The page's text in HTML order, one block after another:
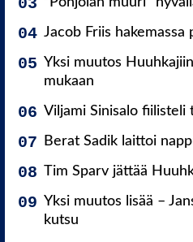
Jacob Friis hakemassa
Yksi muutos
mukaan
Viljami Sinisalo fiilisteli
Berat Sadik laittoi
Tim Sparv jättää
Yksi muutos lisää –
kutsu